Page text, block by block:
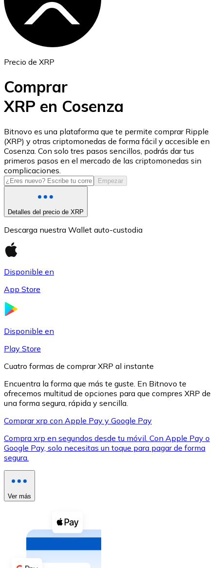
USD Coin
USDC
Litecoin
LTC
Ver todo
Compra criptomonedas con efectivo en tu tienda más
Comprar con efectivo
Transferencia SEPA
Añade fondos a tu cuenta Bitnovo o realiza compras
Precio de XRP
Comprar
XRP en Cosenza
Bitnovo es una plataforma que te permite comprar Ripple
(XRP) y otras criptomonedas de forma fácil y accesible en
Cosenza. Con solo tres pasos sencillos, podrás dar tus
primeros pasos en el mercado de las criptomonedas sin
complicaciones.
Empezar
Detalles del precio de XRP
Descarga nuestra Wallet auto-custodia
Disponible en
App Store
Disponible en
Play Store
Cuatro formas de comprar XRP al instante
Encuentra la forma que más te guste. En Bitnovo te
ofrecemos multitud de opciones para que compres XRP de
una forma segura, rápida y sencilla.
Comprar xrp con Apple Pay y Google Pay
Compra xrp en segundos desde tu móvil. Con Apple Pay o
Google Pay, solo necesitas un toque para pagar de forma
segura.
Ver más